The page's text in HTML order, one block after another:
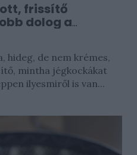
frissítő
dolog a
hideg, de nem krémes,
mintha jégkockákat
ilyesmiről is van...